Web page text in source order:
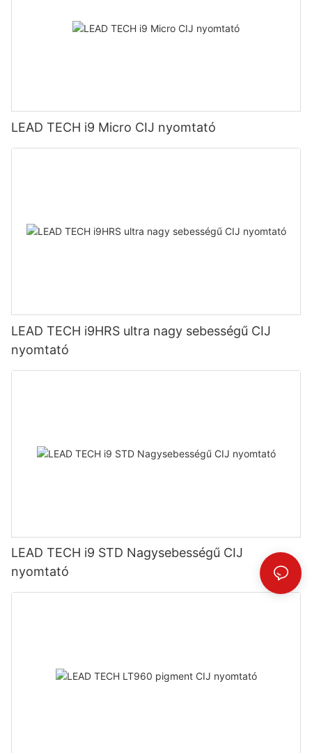
LEAD TECH i9 Micro CIJ nyomtató
LEAD TECH i9HRS ultra nagy sebességű CIJ
nyomtató
LEAD TECH i9 STD Nagysebességű CIJ
nyomtató